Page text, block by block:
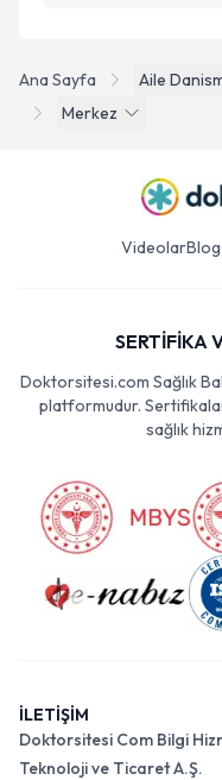
Ana Sayfa Aile
Merkez
VideolarBlog
SERTİFİKA
Doktorsitesi.com Sağlık
platformudur.
sağlık
İLETİŞİM
Doktorsitesi Com Bilgi
Teknoloji ve Ticaret A.Ş.